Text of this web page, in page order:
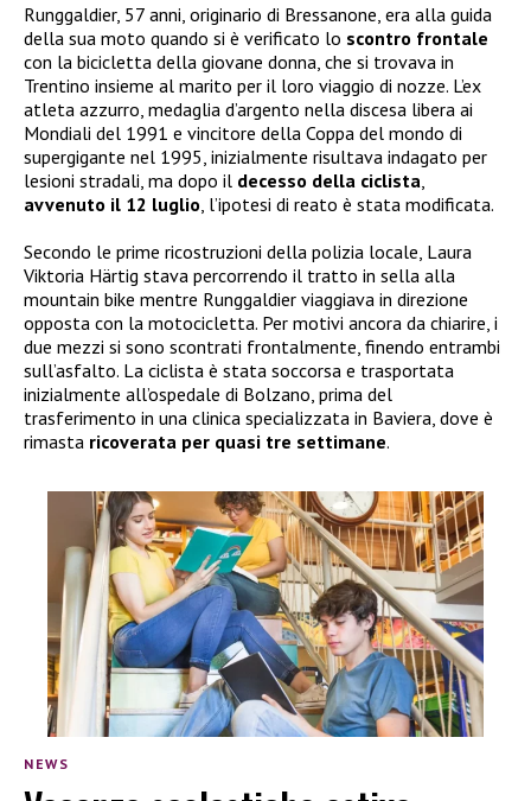
Runggaldier, 57 anni, originario di Bressanone, era alla guida
della sua moto quando si è verificato lo scontro frontale
con la bicicletta della giovane donna, che si trovava in
Trentino insieme al marito per il loro viaggio di nozze. L’ex
atleta azzurro, medaglia d’argento nella discesa libera ai
Mondiali del 1991 e vincitore della Coppa del mondo di
supergigante nel 1995, inizialmente risultava indagato per
lesioni stradali, ma dopo il decesso della ciclista
avvenuto il 12 luglio , l’ipotesi di reato è stata modificata.
Secondo le prime ricostruzioni della polizia locale, Laura
Viktoria Härtig stava percorrendo il tratto in sella alla
mountain bike mentre Runggaldier viaggiava in direzione
opposta con la motocicletta. Per motivi ancora da chiarire, i
due mezzi si sono scontrati frontalmente, finendo entrambi
sull’asfalto. La ciclista è stata soccorsa e trasportata
inizialmente all’ospedale di Bolzano, prima del
trasferimento in una clinica specializzata in Baviera, dove è
rimasta ricoverata per quasi tre settimane.
NEWS